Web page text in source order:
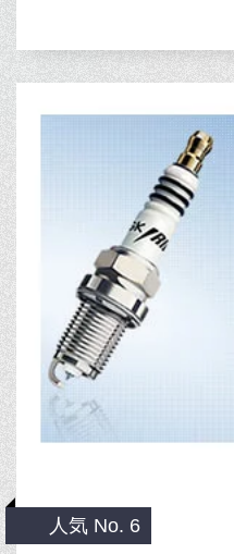
人気 No. 6